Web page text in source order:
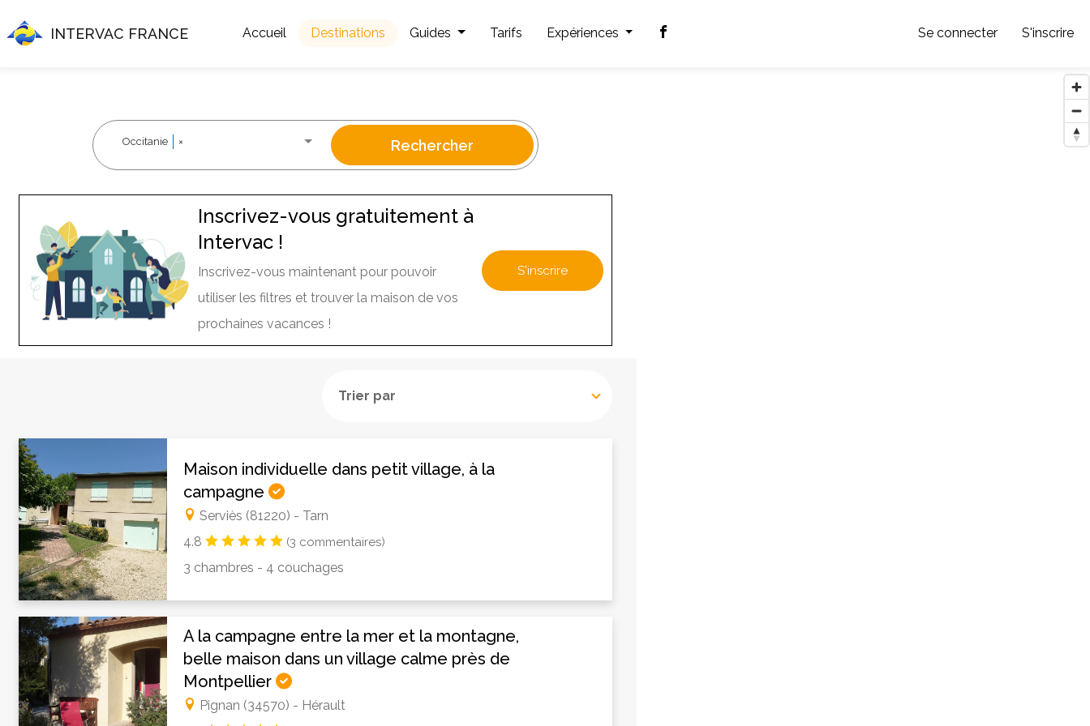
INTERVAC FRANCE Accueil Destinations Guides Tarifs Expériences Se connecter S'inscrire
Occitanie × Rechercher
Inscrivez-vous gratuitement à
Intervac !
Inscrivez-vous maintenant pour pouvoir
utiliser les filtres et trouver la maison de vos
prochaines vacances !
S'inscrire
Maison individuelle dans petit village, à la
campagne
Serviès (81220) - Tarn
4.8
(3 commentaires)
3 chambres - 4 couchages
A la campagne entre la mer et la montagne,
belle maison dans un village calme près de
Montpellier
Pignan (34570) - Hérault